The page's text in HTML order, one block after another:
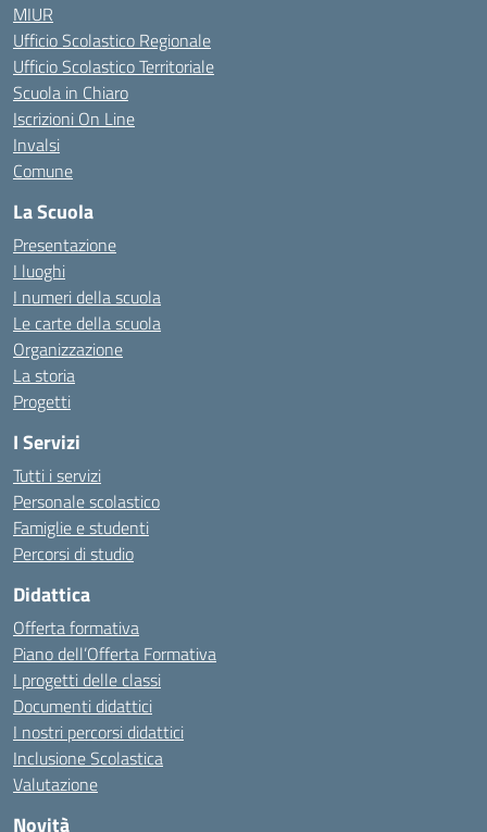
MIUR
Ufficio Scolastico Regionale
Ufficio Scolastico Territoriale
Scuola in Chiaro
Iscrizioni On Line
Invalsi
Comune
La Scuola
Presentazione
I luoghi
I numeri della scuola
Le carte della scuola
Organizzazione
La storia
Progetti
I Servizi
Tutti i servizi
Personale scolastico
Famiglie e studenti
Percorsi di studio
Didattica
Offerta formativa
Piano dell’Offerta Formativa
I progetti delle classi
Documenti didattici
I nostri percorsi didattici
Inclusione Scolastica
Valutazione
Novità